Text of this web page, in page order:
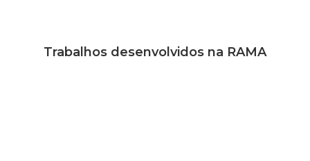
Trabalhos desenvolvidos na RAMA